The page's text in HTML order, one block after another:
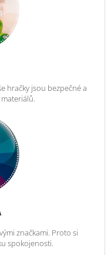
hračky jsou bezpečné a
značkami. Proto si
spokojenosti.